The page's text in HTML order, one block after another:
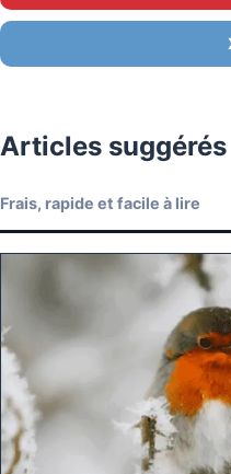
Articles suggérés
Frais, rapide et facile à lire